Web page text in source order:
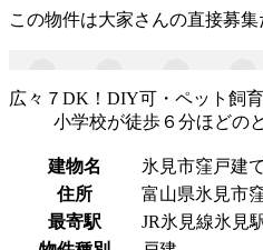
この物件は大家さんの直接募集
広々７DK！DIY可・ペット飼
小学校が徒歩６分ほどの
建物名
氷見市窪戸建て
住所
富山県氷見市
最寄駅
JR氷見線氷見